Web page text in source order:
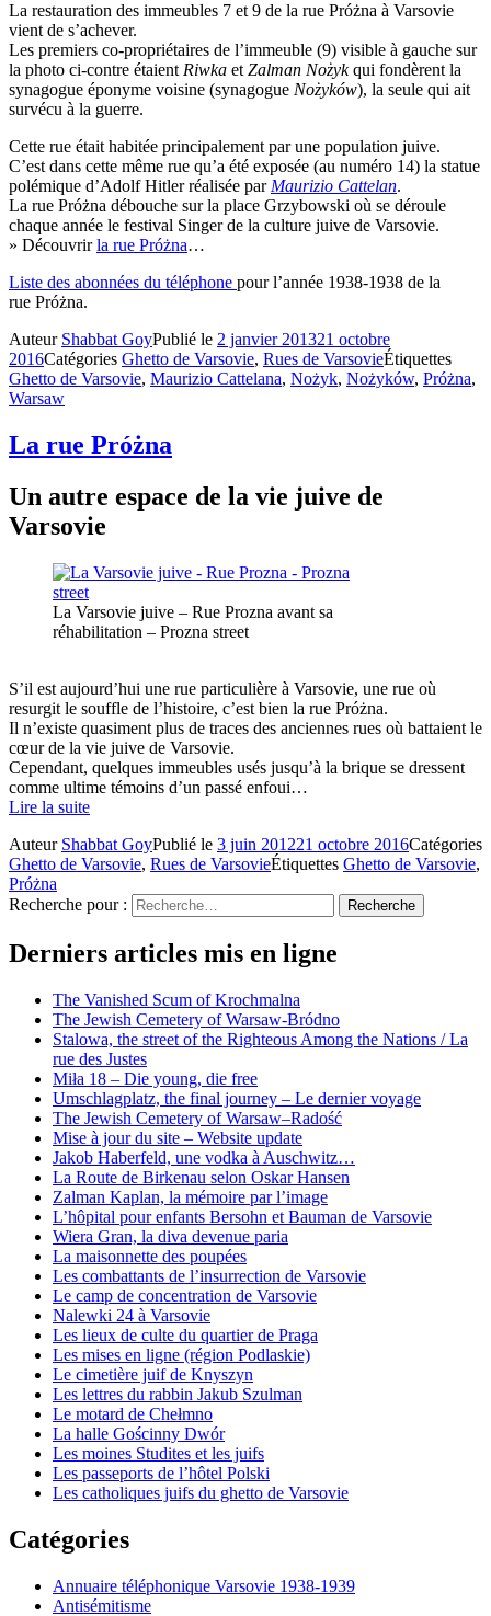
La restauration des immeubles 7 et 9 de la rue Próżna à Varsovie
vient de s’achever.
Les premiers co-propriétaires de l’immeuble (9) visible à gauche sur
la photo ci-contre étaientRiwka etZalman Nożykqui fondèrent la
synagogue éponyme voisine (synagogue Nożyków), la seule qui ait
survécu à la guerre.
Cette rue était habitée principalement par une population juive.
C’est dans cette même rue qu’a été exposée (au numéro 14) la statue
polémique d’Adolf Hitler réalisée parMaurizio Cattelan.
La rue Próżna débouche sur la place Grzybowski où se déroule
chaque année le festival Singer de la culture juive de Varsovie.
» Découvrirla rue Próżna…
Liste des abonnées du téléphone pour l’année 1938-1938 de la
rue Próżna.
Auteur Shabbat GoyPublié le 2 janvier 201321 octobre
2016Catégories Ghetto de Varsovie, Rues de VarsovieÉtiquettes
Ghetto de Varsovie, Maurizio Cattelana, Nożyk, Nożyków, Próżna,
Warsaw
La rue Próżna
Un autre espace de la vie juive de
Varsovie
La Varsovie juive – Rue Prozna avant sa
réhabilitation – Prozna street
S’il est aujourd’hui une rue particulière à Varsovie, une rue où
resurgit le souffle de l’histoire, c’est bien la rue Próżna.
Il n’existe quasiment plus de traces des anciennes rues où battaient le
cœur de la vie juive de Varsovie.
Cependant, quelques immeubles usés jusqu’à la brique se dressent
comme ultime témoins d’un passé enfoui…
Lire la suite
Auteur Shabbat GoyPublié le 3 juin 201221 octobre 2016Catégories
Ghetto de Varsovie, Rues de VarsovieÉtiquettes Ghetto de Varsovie,
Próżna
Recherche pour :
Recherche
Derniers articles mis en ligne
The Vanished Scum of Krochmalna
The Jewish Cemetery of Warsaw-Bródno
Stalowa, the street of the Righteous Among the Nations / La
rue des Justes
Miła 18 – Die young, die free
Umschlagplatz, the final journey – Le dernier voyage
The Jewish Cemetery of Warsaw–Radość
Mise à jour du site – Website update
Jakob Haberfeld, une vodka à Auschwitz…
La Route de Birkenau selon Oskar Hansen
Zalman Kaplan, la mémoire par l’image
L’hôpital pour enfants Bersohn et Bauman de Varsovie
Wiera Gran, la diva devenue paria
La maisonnette des poupées
Les combattants de l’insurrection de Varsovie
Le camp de concentration de Varsovie
Nalewki 24 à Varsovie
Les lieux de culte du quartier de Praga
Les mises en ligne (région Podlaskie)
Le cimetière juif de Knyszyn
Les lettres du rabbin Jakub Szulman
Le motard de Chełmno
La halle Gościnny Dwór
Les moines Studites et les juifs
Les passeports de l’hôtel Polski
Les catholiques juifs du ghetto de Varsovie
Catégories
Annuaire téléphonique Varsovie 1938-1939
Antisémitisme